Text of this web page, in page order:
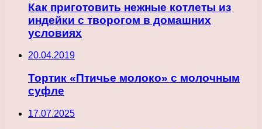
Как приготовить нежные котлеты из
индейки с творогом в домашних
условиях
20.04.2019
Тортик «Птичье молоко» с молочным
суфле
17.07.2025